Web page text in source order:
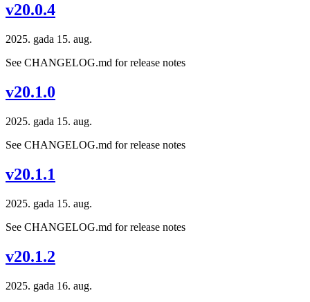
v20.0.4
2025. gada 15. aug.
See CHANGELOG.md for release notes
v20.1.0
2025. gada 15. aug.
See CHANGELOG.md for release notes
v20.1.1
2025. gada 15. aug.
See CHANGELOG.md for release notes
v20.1.2
2025. gada 16. aug.